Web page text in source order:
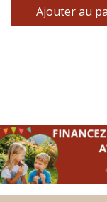
Ajouter au